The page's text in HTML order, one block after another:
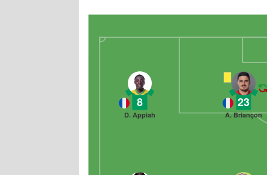
23
A. Briançon
8
D. Appiah